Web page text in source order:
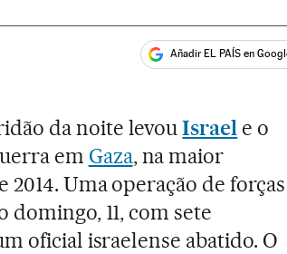
Añadir EL PAÍS en
da noite levouIsrael e o
em Gaza, na maior
Uma operação de forças
11, com sete
oficial israelense abatido. O